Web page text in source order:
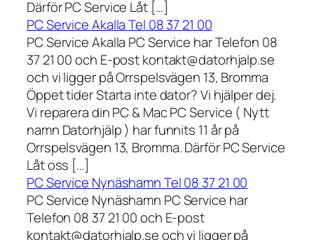
Därför PC Service Låt […]
PC Service Akalla Tel 08 37 21 00
PC Service Akalla PC Service har Telefon 08
37 21 00 och E-post kontakt@datorhjalp.se
och vi ligger på Orrspelsvägen 13, Bromma
Öppet tider Starta inte dator? Vi hjälper dej.
Vi reparera din PC & Mac PC Service ( Nytt
namn Datorhjälp ) har funnits 11 år på
Orrspelsvägen 13, Bromma. Därför PC Service
Låt oss […]
PC Service Nynäshamn Tel 08 37 21 00
PC Service Nynäshamn PC Service har
Telefon 08 37 21 00 och E-post
kontakt@datorhjalp.se och vi ligger på